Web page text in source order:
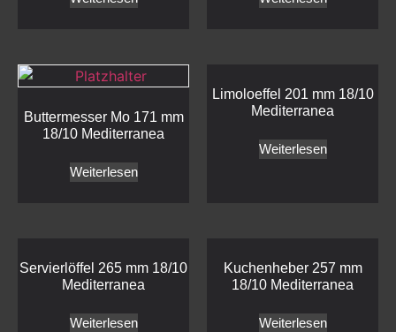
Buttermesser Mo 171 mm
18/10 Mediterranea
Weiterlesen
Limoloeffel 201 mm 18/10
Mediterranea
Weiterlesen
Servierlöffel 265 mm 18/10
Mediterranea
Weiterlesen
Kuchenheber 257 mm
18/10 Mediterranea
Weiterlesen